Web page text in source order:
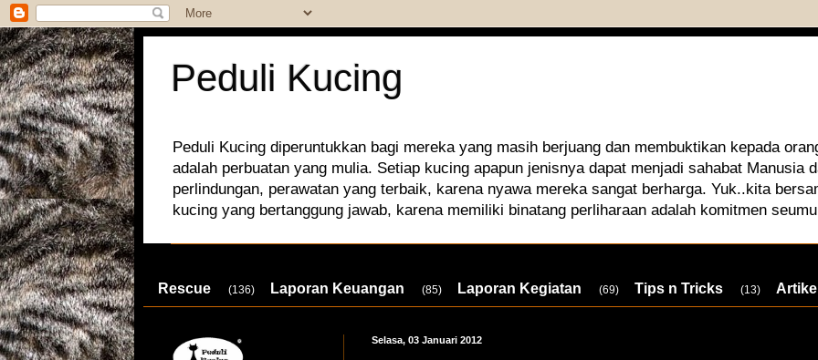
Peduli Kucing
Peduli Kucing diperuntukkan bagi mereka yang masih berjuang dan membuktikan kepada
adalah perbuatan yang mulia. Setiap kucing apapun jenisnya dapat menjadi sahabat Manusia
perlindungan, perawatan yang terbaik, karena nyawa mereka sangat berharga. Yuk..kita
kucing yang bertanggung jawab, karena memiliki binatang perliharaan adalah komitmen
Rescue (136) Laporan Keuangan (85) Laporan Kegiatan (69) Tips n Tricks (13)
Selasa, 03 Januari 2012